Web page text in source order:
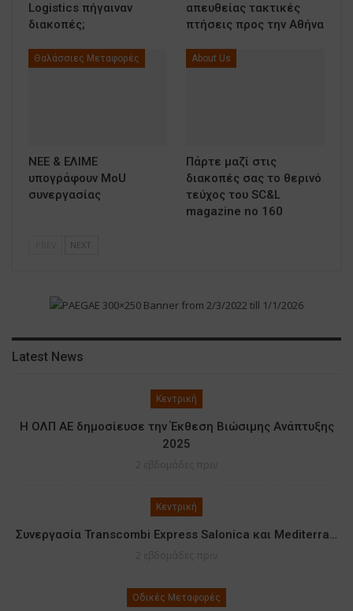
Logistics πήγαιναν
διακοπές;
απευθείας τακτικές
πτήσεις προς την Αθήνα
Θαλάσσιες Μεταφορές
ΝΕΕ & ΕΛΙΜΕ
υπογράφουν MoU
συνεργασίας
About Us
Πάρτε μαζί στις
διακοπές σας το θερινό
τεύχος του SC&L
magazine no 160
NEXT
Latest News
Κεντρική
Η ΟΛΠ ΑΕ δημοσίευσε την Έκθεση Βιώσιμης Ανάπτυξης
2025
Κεντρική
Συνεργασία Transcombi Express Salonica και Mediterra…
Οδικές Μεταφορές